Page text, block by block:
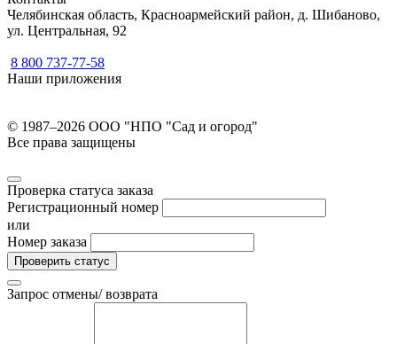
Челябинская область, Красноармейский район, д. Шибаново,
ул. Центральная, 92
8 800 737-77-58
Наши приложения
© 1987–2026 ООО "НПО "Сад и огород"
Все права защищены
Проверка статуса заказа
Регистрационный номер
или
Номер заказа
Проверить статус
Запрос отмены/ возврата